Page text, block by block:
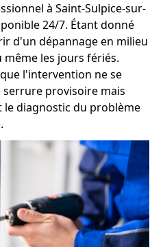
à Saint-Sulpice-sur-
24/7. Étant donné
d'un dépannage en milieu
les jours fériés.
l'intervention ne se
serrure provisoire mais
diagnostic du problème